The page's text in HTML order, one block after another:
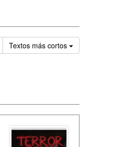
Textos más cortos Ordenar